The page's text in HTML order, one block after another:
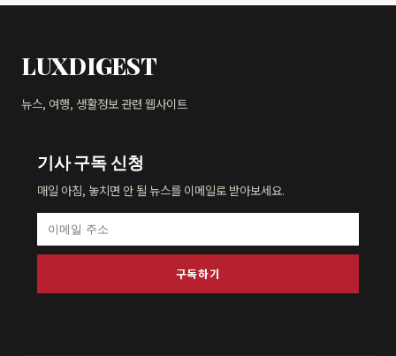
LUXDIGEST
뉴스, 여행, 생활정보 관련 웹사이트
기사 구독 신청
매일 아침, 놓치면 안 될 뉴스를 이메일로 받아보세요.
구독하기